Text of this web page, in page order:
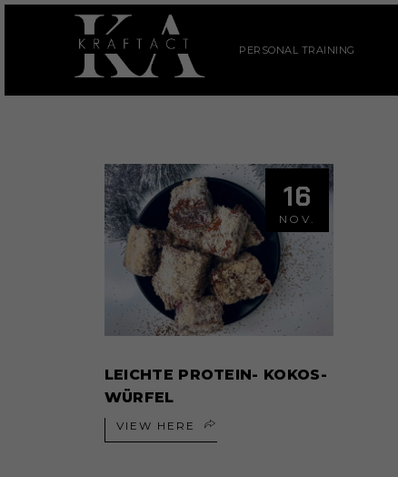
PERSONAL TRAINING
16
NOV.
LEICHTE PROTEIN- KOKOS-
WÜRFEL
VIEW HERE